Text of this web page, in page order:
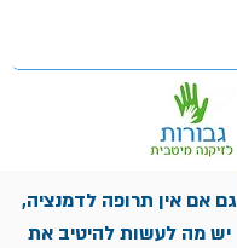
גם אם אין תרופה לדמנציה,
יש מה לעשות להיטיב את